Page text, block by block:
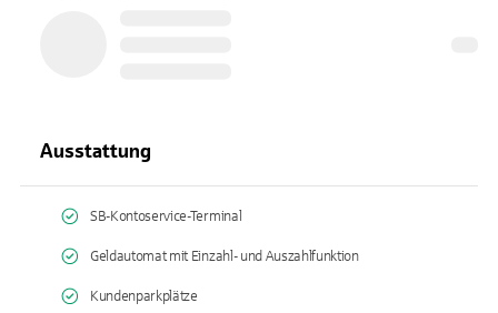
Ausstattung
SB-Kontoservice-Terminal
Geldautomat mit Einzahl- und Auszahlfunktion
Kundenparkplätze